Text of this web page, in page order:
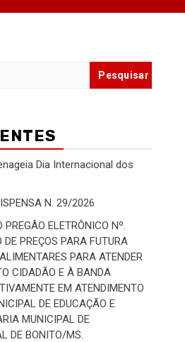
Dia Internacional dos
N. 29/2026
ELETRÔNICO Nº.
PREÇOS PARA FUTURA
PARA ATENDER
CIDADÃO E À BANDA
EM ATENDIMENTO
DE EDUCAÇÃO E
MUNICIPAL DE
DE BONITO/MS.